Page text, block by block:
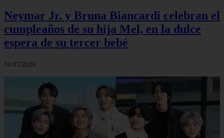
Neymar Jr. y Bruna Biancardi celebran el
cumpleaños de su hija Mel, en la dulce
espera de su tercer bebé
31/07/2026